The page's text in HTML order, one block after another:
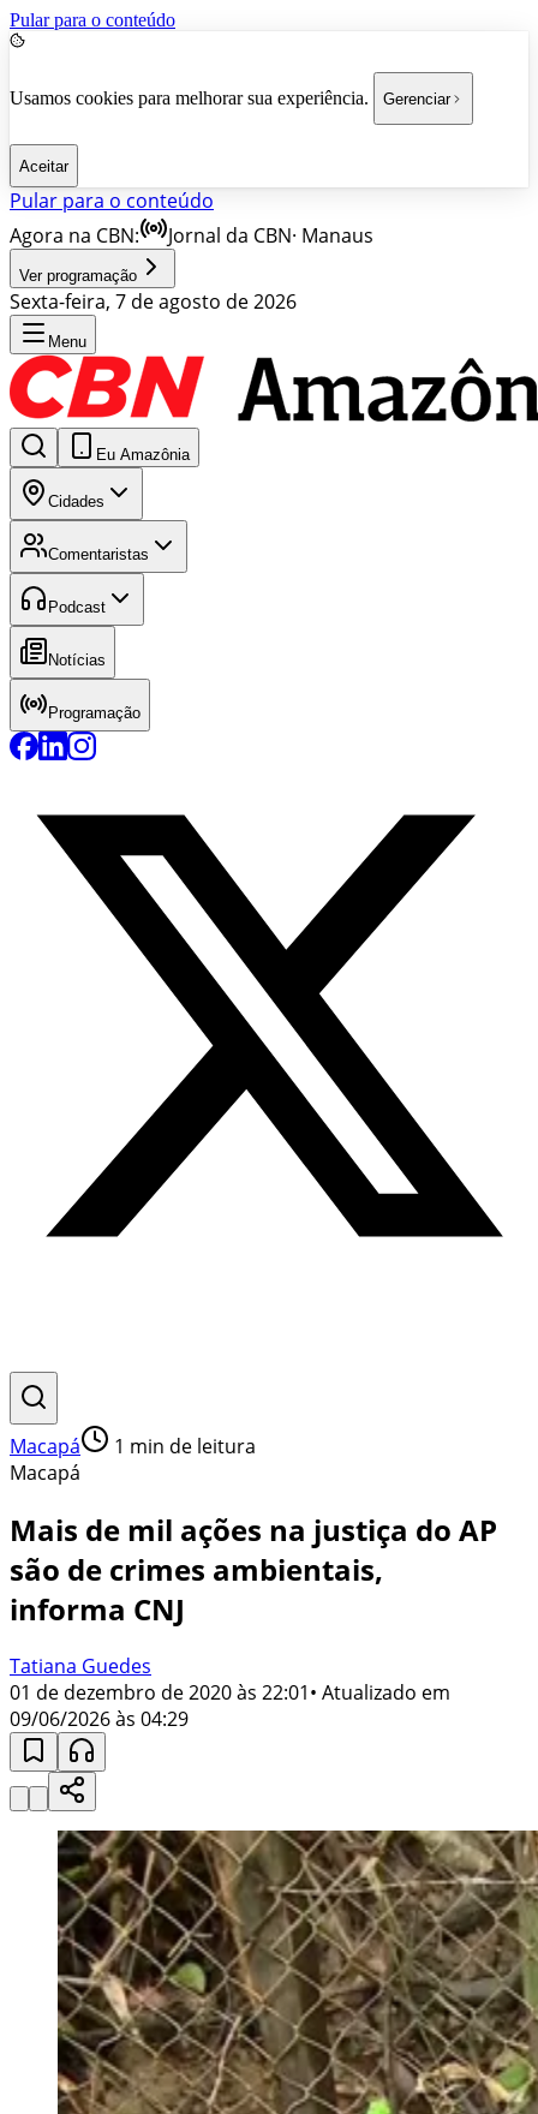
Pular para o conteúdo
Usamos cookies para melhorar sua experiência. Gerenciar
Aceitar
Pular para o conteúdo
Agora na CBN:
Jornal da CBN· Manaus
Ver programação
Sexta-feira, 7 de agosto de 2026
Menu
Eu Amazônia
Cidades
Comentaristas
Podcast
Notícias
Programação
Macapá 1 min de leitura
Macapá
Mais de mil ações na justiça do AP
são de crimes ambientais,
informa CNJ
Tatiana Guedes
01 de dezembro de 2020 às 22:01• Atualizado em
09/06/2026 às 04:29